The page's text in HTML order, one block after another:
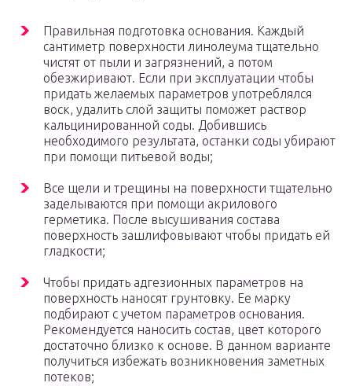
Правильная подготовка основания. Каждый
сантиметр поверхности линолеума тщательно
чистят от пыли и загрязнений, а потом
обезжиривают. Если при эксплуатации чтобы
придать желаемых параметров употреблялся
воск, удалить слой защиты поможет раствор
кальцинированной соды. Добившись
необходимого результата, останки соды убирают
при помощи питьевой воды;
Все щели и трещины на поверхности тщательно
заделываются при помощи акрилового
герметика. После высушивания состава
поверхность зашлифовывают чтобы придать ей
гладкости;
Чтобы придать адгезионных параметров на
поверхность наносят грунтовку. Ее марку
подбирают с учетом параметров основания.
Рекомендуется наносить состав, цвет которого
достаточно близко к основе. В данном варианте
получиться избежать возникновения заметных
потеков;